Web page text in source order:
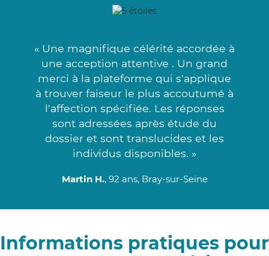
« Une magnifique célérité accordée à
une acception attentive . Un grand
merci à la plateforme qui s'applique
à trouver faiseur le plus accoutumé à
l'affection spécifiée. Les réponses
sont adressées après étude du
dossier et sont translucides et les
individus disponibles. »
Martin H., 92 ans, Bray-sur-Seine
Informations pratiques pour